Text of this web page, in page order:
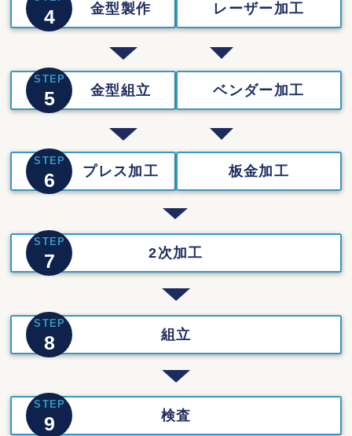
4 金型製作 レーザー加工
STEP
5 金型組立 ベンダー加工
STEP
6 プレス加工 板金加工
STEP
7 2次加工
STEP
8 組立
STEP
9 検査